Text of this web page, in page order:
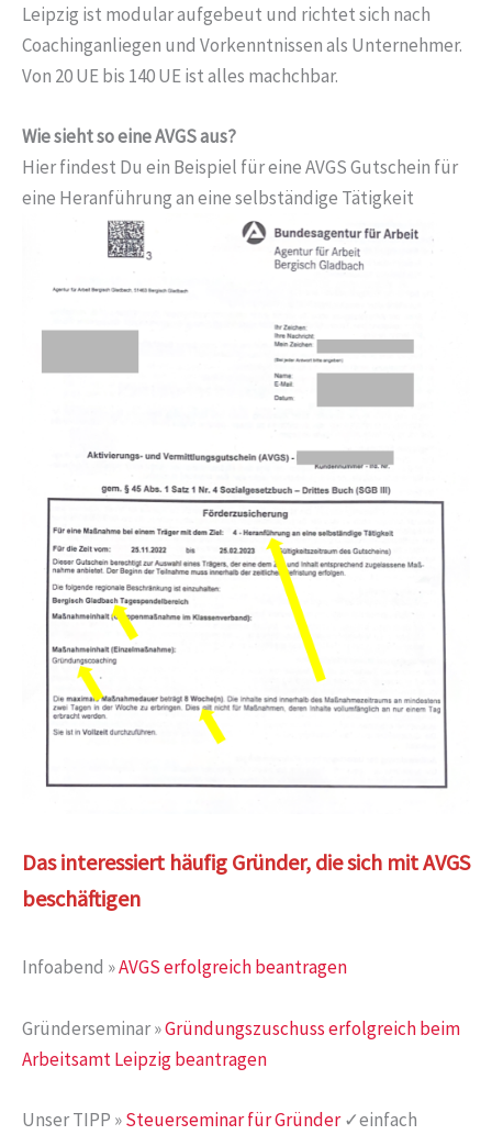
Leipzig ist modular aufgebeut und richtet sich nach
Coachinganliegen und Vorkenntnissen als Unternehmer.
Von 20 UE bis 140 UE ist alles machchbar.
Wie sieht so eine AVGS aus?
Hier findest Du ein Beispiel für eine AVGS Gutschein für
eine Heranführung an eine selbständige Tätigkeit
Das interessiert häufig Gründer, die sich mit AVGS
beschäftigen
Infoabend »AVGS erfolgreich beantragen
Gründerseminar »Gründungszuschuss erfolgreich beim
Arbeitsamt Leipzig beantragen
Unser TIPP »Steuerseminar für Gründer✓einfach